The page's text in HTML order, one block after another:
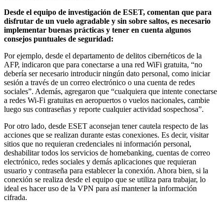
Desde el equipo de investigación de ESET, comentan que para
disfrutar de un vuelo agradable y sin sobre saltos, es necesario
implementar buenas prácticas y tener en cuenta algunos
consejos puntuales de seguridad:
Por ejemplo, desde el departamento de delitos cibernéticos de la
AFP, indicaron que para conectarse a una red WiFi gratuita, “no
debería ser necesario introducir ningún dato personal, como iniciar
sesión a través de un correo electrónico o una cuenta de redes
sociales”. Además, agregaron que “cualquiera que intente conectarse
a redes Wi-Fi gratuitas en aeropuertos o vuelos nacionales, cambie
luego sus contraseñas y reporte cualquier actividad sospechosa”.
Por otro lado, desde ESET aconsejan tener cautela respecto de las
acciones que se realizan durante estas conexiones. Es decir, visitar
sitios que no requieran credenciales ni información personal,
deshabilitar todos los servicios de homebanking, cuentas de correo
electrónico, redes sociales y demás aplicaciones que requieran
usuario y contraseña para establecer la conexión. Ahora bien, si la
conexión se realiza desde el equipo que se utiliza para trabajar, lo
ideal es hacer uso de la VPN para así mantener la información
cifrada.